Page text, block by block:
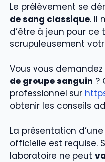
Le prélèvement se
de sang classique. Il
d’être à jeun pour ce
scrupuleusement
Vous vous
de groupe sanguin ?
professionnel sur
obtenir les conseils
La présentation
officielle est requise.
laboratoire ne peut